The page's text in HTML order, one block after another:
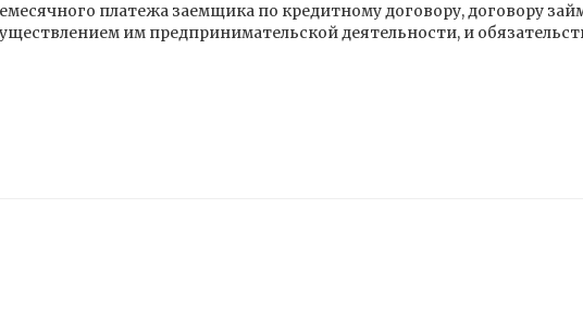
платежа заемщика по кредитному договору, договору
им предпринимательской деятельности, и